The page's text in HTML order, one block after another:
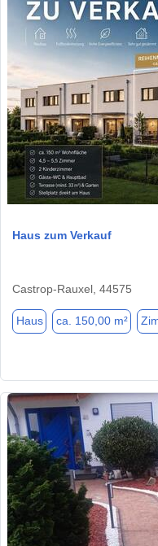
Haus zum Verkauf
Castrop-Rauxel, 44575
Haus ca. 150,00 m²